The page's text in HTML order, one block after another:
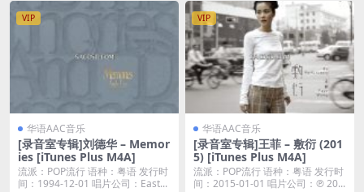
VIP
华语AAC音乐
[录音室专辑]刘德华 – Memor
ies [iTunes Plus M4A]
流派：POP流行 语种：粤语 发行时
间：1994-12-01 唱片公司：East...
VIP
华语AAC音乐
[录音室专辑]王菲 – 敷衍 (201
5) [iTunes Plus M4A]
流派：POP流行 语种：粤语 发行时
间：2015-01-01 唱片公司：℗ 20...